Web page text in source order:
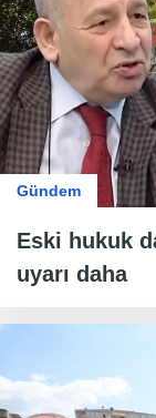
Gündem
Eski hukuk
uyarı daha